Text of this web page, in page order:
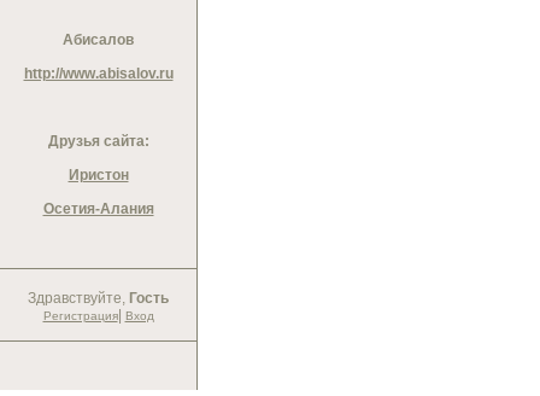
Абисалов
http://www.abisalov.ru
Друзья сайта:
Иристон
Осетия-Алания
Здравствуйте, Гость
Регистрация| Вход